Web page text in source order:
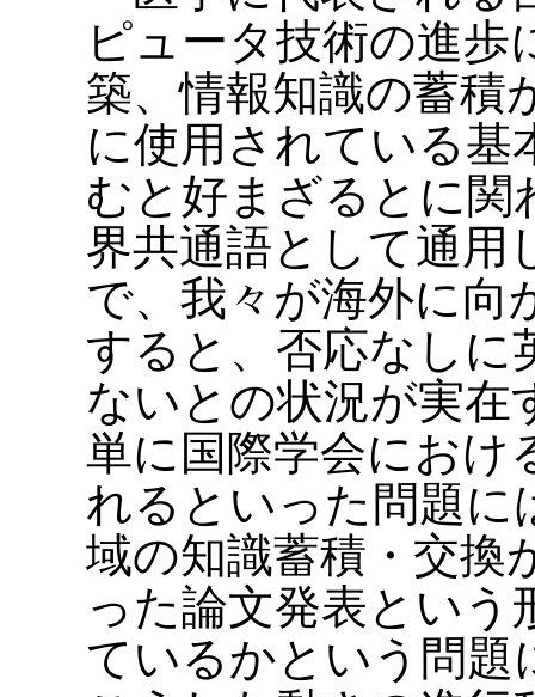
ピュータ技術の進
築、情報知識の蓄積
に使用されている基
むと好まざるとに関
界共通語として通用
で、我々が海外に向
すると、否応なしに
ないとの状況が実在
単に国際学会におけ
れるといった問題に
域の知識蓄積・交換
った論文発表という
ているかという問題